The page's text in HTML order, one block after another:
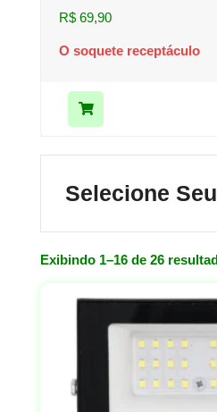
R$ 69,90
O soquete receptáculo
Selecione
Exibindo 1–16 de 26